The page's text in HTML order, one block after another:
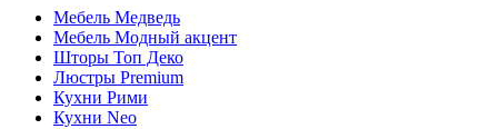
Мебель Медведь
Мебель Модный акцент
Шторы Топ Деко
Люстры Premium
Кухни Рими
Кухни Neo